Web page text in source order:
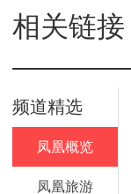
相关链接
频道精选
凤凰概览
凤凰旅游